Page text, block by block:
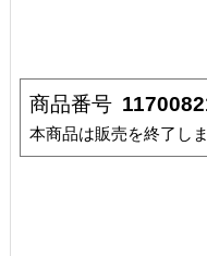
商品番号
本商品は販売を終了し